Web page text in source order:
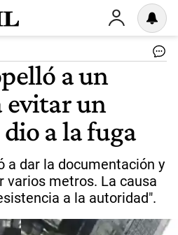
a un
evitar un
a la fuga
a dar la documentación y
varios metros. La causa
a la autoridad".